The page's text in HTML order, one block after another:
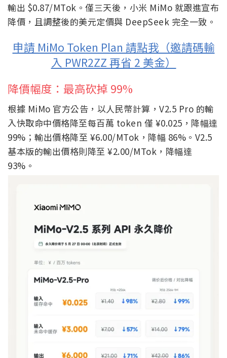
輸出 $0.87/MTok。僅三天後，小米 MiMo 就跟進宣布
降價，且調整後的美元定價與 DeepSeek 完全一致。
申請 MiMo Token Plan 請點我（邀請碼輸
入 PWR2ZZ 再省 2 美金）
降價幅度：最高砍掉 99%
根據 MiMo 官方公告，以人民幣計算，V2.5 Pro 的輸
入快取命中價格降至每百萬 token 僅 ¥0.025，降幅達
99%；輸出價格降至 ¥6.00/MTok，降幅 86%。V2.5
基本版的輸出價格則降至 ¥2.00/MTok，降幅達
93%。